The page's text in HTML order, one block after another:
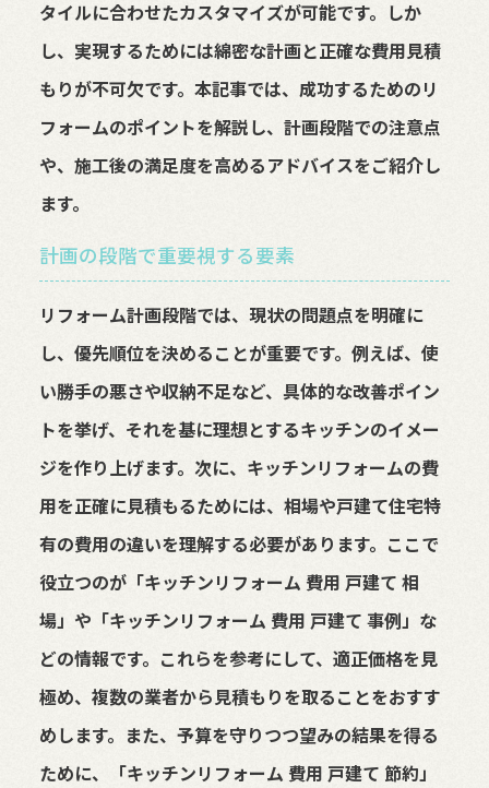
タイルに合わせたカスタマイズが可能です。しか
し、実現するためには綿密な計画と正確な費用見積
もりが不可欠です。本記事では、成功するためのリ
フォームのポイントを解説し、計画段階での注意点
や、施工後の満足度を高めるアドバイスをご紹介し
ます。
計画の段階で重要視する要素
リフォーム計画段階では、現状の問題点を明確に
し、優先順位を決めることが重要です。例えば、使
い勝手の悪さや収納不足など、具体的な改善ポイン
トを挙げ、それを基に理想とするキッチンのイメー
ジを作り上げます。次に、キッチンリフォームの費
用を正確に見積もるためには、相場や戸建て住宅特
有の費用の違いを理解する必要があります。ここで
役立つのが「キッチンリフォーム 費用 戸建て 相
場」や「キッチンリフォーム 費用 戸建て 事例」な
どの情報です。これらを参考にして、適正価格を見
極め、複数の業者から見積もりを取ることをおすす
めします。また、予算を守りつつ望みの結果を得る
ために、「キッチンリフォーム 費用 戸建て 節約」